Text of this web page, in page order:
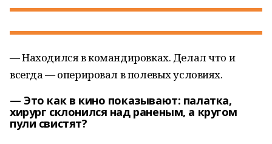
— Находился в командировках. Делал что и
всегда — оперировал в полевых условиях.
— Это как в кино показывают: палатка,
хирург склонился над раненым, а кругом
пули свистят?